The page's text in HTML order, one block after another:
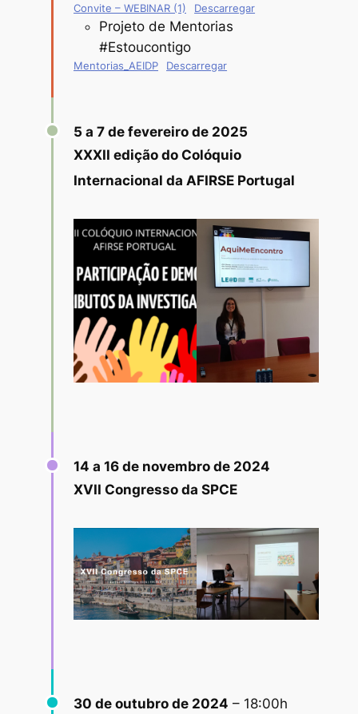
Convite – WEBINAR (1) Descarregar
Projeto de Mentorias
#Estoucontigo
Mentorias_AEIDP Descarregar
5 a 7 de fevereiro de 2025
XXXII edição do Colóquio
Internacional da AFIRSE Portugal
14 a 16 de novembro de 2024
XVII Congresso da SPCE
30 de outubro de 2024 – 18:00h